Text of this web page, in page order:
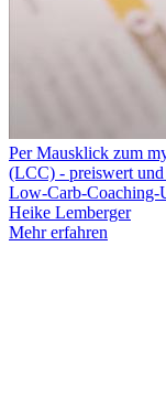
Per Mausklick zum
(LCC) - preiswert und
Low-Carb-Coaching-
Heike Lemberger
Mehr erfahren